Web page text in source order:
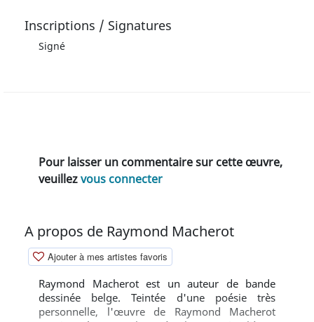
Inscriptions / Signatures
Signé
Pour laisser un commentaire sur cette œuvre,
veuillezvous connecter
A propos de Raymond Macherot
Ajouter à mes artistes favoris
Raymond Macherot est un auteur de bande
dessinée belge. Teintée d'une poésie très
personnelle, l'œuvre de Raymond Macherot